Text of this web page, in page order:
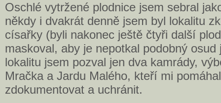
Oschlé vytržené plodnice jsem sebral
někdy i dvakrát denně jsem byl lokalitu
císařky (byli nakonec ještě čtyři další
maskoval, aby je nepotkal podobný
lokalitu jsem pozval jen dva kamrády,
Mračka a Jardu Malého, kteří mi
zdokumentovat a uchránit.